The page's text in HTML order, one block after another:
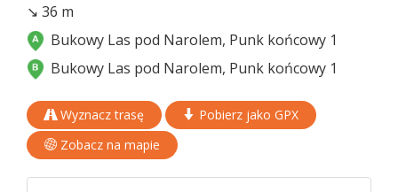
↘ 36 m
Bukowy Las pod Narolem, Punk końcowy 1
Bukowy Las pod Narolem, Punk końcowy 1
Wyznacz trasę
Pobierz jako GPX
Zobacz na mapie